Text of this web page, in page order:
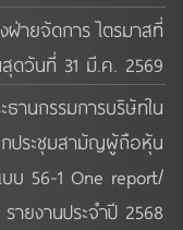
ฝ่ายจัดการ ไตรมาสที่
ดวันที่ 31 มี.ค. 2569
ธานกรรมการบริษัทใน
ประชุมสามัญผู้ถือหุ้น
บ 56-1 One report/
รายงานประจำปี 2568